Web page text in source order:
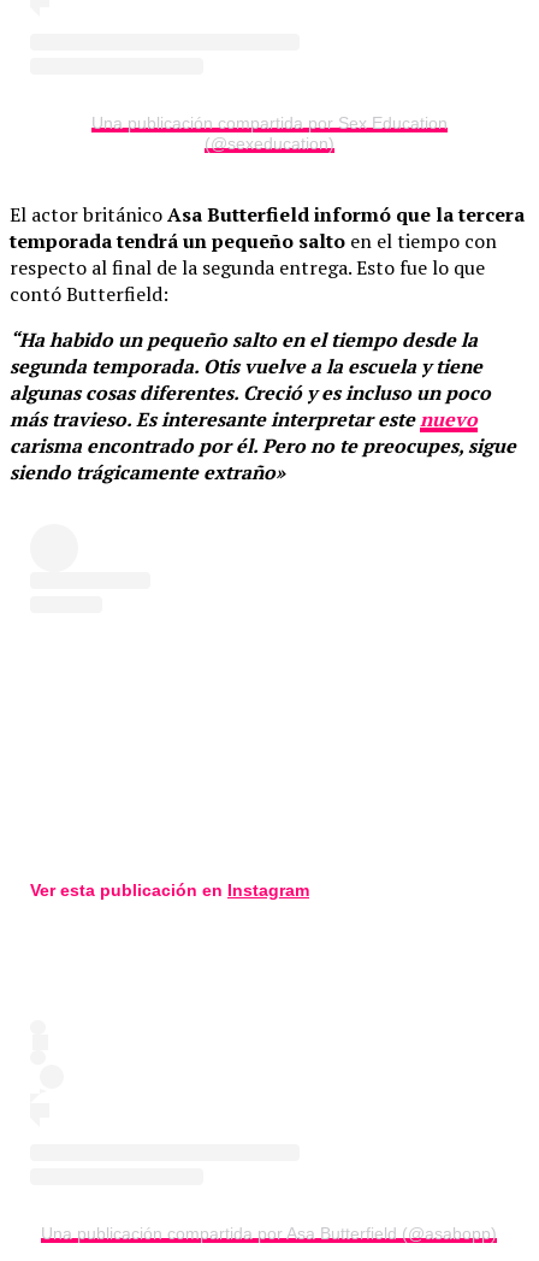
Una publicación compartida por Sex Education
(@sexeducation)
El actor británicoAsa Butterfieldinformó que la tercera
temporada tendrá un pequeño salto en el tiempo con
respecto al final de la segunda entrega. Esto fue lo que
contó Butterfield:
“Ha habido un pequeño salto en el tiempo desde la
segunda temporada. Otis vuelve a la escuela y tiene
algunas cosas diferentes. Creció y es incluso un poco
más travieso. Es interesante interpretar estenuevo
carisma encontrado por él. Pero no te preocupes, sigue
siendo trágicamente extraño»
Ver esta publicación en Instagram
Una publicación compartida por Asa Butterfield (@asabopp)